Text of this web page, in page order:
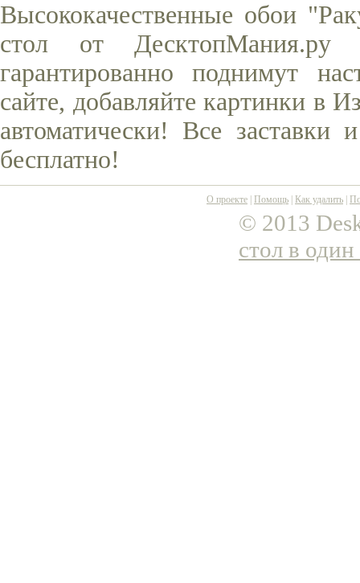
Высококачественные обои
стол от
гарантированно поднимут
сайте, добавляйте картинки в
автоматически! Все
бесплатно!
О проекте Помощь Как удалить
© 2013
стол в